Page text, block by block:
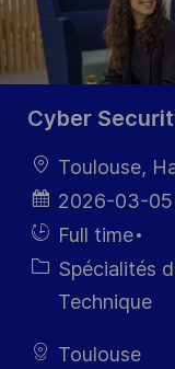
Cyber
localisation
Toulouse,
Date
d’affichage
2026-03-05
Hiring
Type
Full time
Catégorie
Spécialités
Technique
Toulouse